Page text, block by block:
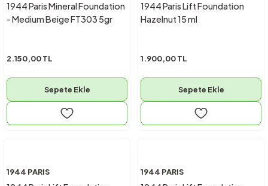
1944 Paris Mineral Foundation
- Medium Beige FT303 5gr
2.150,00 TL
Sepete Ekle
1944 Paris Lift Foundation
Hazelnut 15 ml
1.900,00 TL
Sepete Ekle
1944 PARIS 1944 PARIS